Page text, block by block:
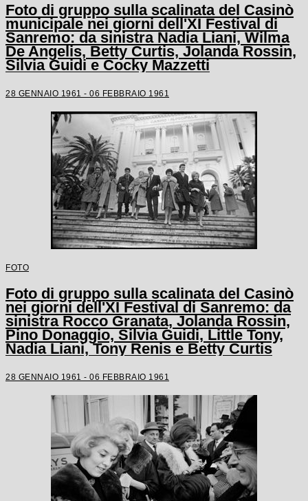
Foto di gruppo sulla scalinata del Casinò
municipale nei giorni dell'XI Festival di
Sanremo: da sinistra Nadia Liani, Wilma
De Angelis, Betty Curtis, Jolanda Rossin,
Silvia Guidi e Cocky Mazzetti
28 GENNAIO 1961 - 06 FEBBRAIO 1961
FOTO
Foto di gruppo sulla scalinata del Casinò
nei giorni dell'XI Festival di Sanremo: da
sinistra Rocco Granata, Jolanda Rossin,
Pino Donaggio, Silvia Guidi, Little Tony,
Nadia Liani, Tony Renis e Betty Curtis
28 GENNAIO 1961 - 06 FEBBRAIO 1961